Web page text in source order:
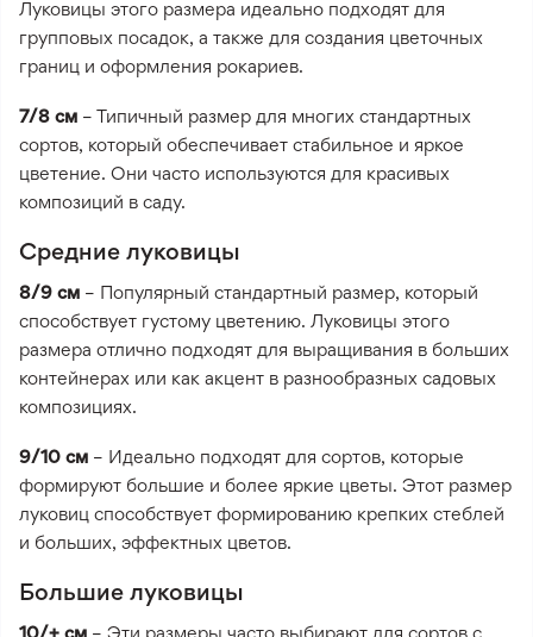
Луковицы этого размера идеально подходят для
групповых посадок, а также для создания цветочных
границ и оформления рокариев.
7/8 см – Типичный размер для многих стандартных
сортов, который обеспечивает стабильное и яркое
цветение. Они часто используются для красивых
композиций в саду.
Средние луковицы
8/9 см – Популярный стандартный размер, который
способствует густому цветению. Луковицы этого
размера отлично подходят для выращивания в больших
контейнерах или как акцент в разнообразных садовых
композициях.
9/10 см – Идеально подходят для сортов, которые
формируют большие и более яркие цветы. Этот размер
луковиц способствует формированию крепких стеблей
и больших, эффектных цветов.
Большие луковицы
10/+ см – Эти размеры часто выбирают для сортов с